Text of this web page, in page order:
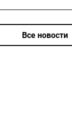
Все новости